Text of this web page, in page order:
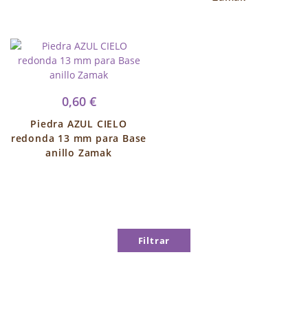
0,60 €
Piedra AZUL CIELO
redonda 13 mm para Base
anillo Zamak
Filtrar